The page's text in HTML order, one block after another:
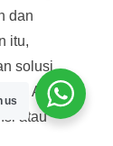
dan
itu,
solusi
Anda
atau
us